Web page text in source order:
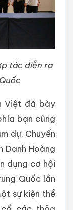
tác diễn ra
Việt đã bày
bạn cũng
dự. Chuyến
Danh Hoàng
dụng cơ hội
Quốc lần
sự kiện thể